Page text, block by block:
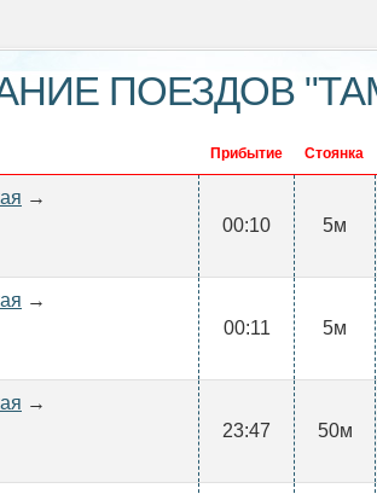
ПОЕЗДОВ
Прибытие Стоянка
→
00:10 5м
→
00:11 5м
→
23:47 50м